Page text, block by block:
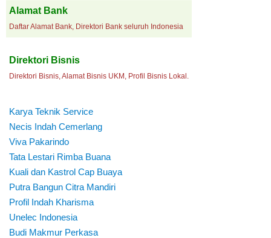
Alamat Bank
Daftar Alamat Bank, Direktori Bank seluruh Indonesia
Direktori Bisnis
Direktori Bisnis, Alamat Bisnis UKM, Profil Bisnis Lokal.
Karya Teknik Service
Necis Indah Cemerlang
Viva Pakarindo
Tata Lestari Rimba Buana
Kuali dan Kastrol Cap Buaya
Putra Bangun Citra Mandiri
Profil Indah Kharisma
Unelec Indonesia
Budi Makmur Perkasa